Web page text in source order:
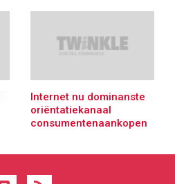
Internet nu dominanste
oriëntatiekanaal
consumentenaankopen